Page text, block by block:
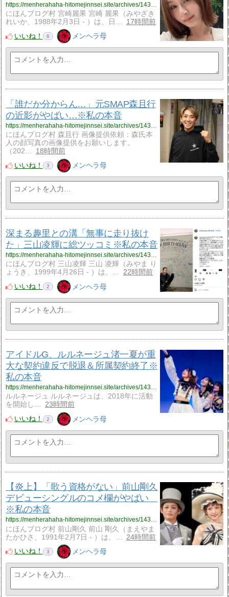
にほんブログ村 宮崎麗果 宮崎 麗果（みやざき
れいか、1988年2月3日 - ）は、日…
17時間前
いいね！
6 メンヘラ母
「誰だか分からん…」元SMAP森且行
の近影がやばい…※私の本音
にほんブログ村 森且行 画像提供依頼：森氏本
人の顔写真の画像提供をお願いします。
（202…
18時間前
いいね！
3 メンヘラ母
深まる趣里との溝「無事に走り抜け
た」三山凌輝に総ツッコミ※私の本音
https://menherahaha-hitomejinnsei.site/archives/14333794.html
にほんブログ村 三山凌輝 三山 凌輝（みやま り
ょうき、1999年4月26日 - ）は、…
22時間前
いいね！
2 メンヘラ母
アイドルG、ルルネージュ渚一夏が重
大な契約違反で脱退＆所属契約終了※
私の本音
https://menherahaha-hitomejinnsei.site/archives/14333871.html
ルルネージュ ルルネージュは、2018年に活動
を開始し…
23時間前
いいね！
2 メンヘラ母
【炎上】「歌う資格がない」前山剛久
デビューシングルのコメ欄がやばい
※私の本音
https://menherahaha-hitomejinnsei.site/archives/14333519.html
にほんブログ村 前山剛久 前山 剛久（まえやま
たかひさ、1991年2月7日 - ）は、…
24時間前
いいね！
3 メンヘラ母